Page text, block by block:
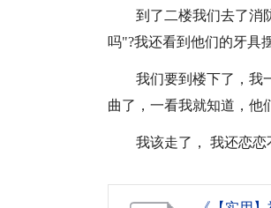
到了二楼我们去了消
吗"?我还看到他们的牙具
我们要到楼下了，我
曲了，一看我就知道，他
我该走了， 我还恋恋